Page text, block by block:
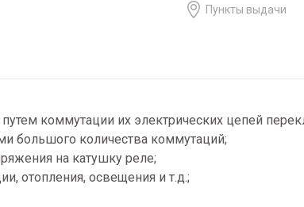
Пункты выдачи
коммутации их электрических цепей
большого количества коммутаций;
на катушку реле;
отопления, освещения и т.д.;